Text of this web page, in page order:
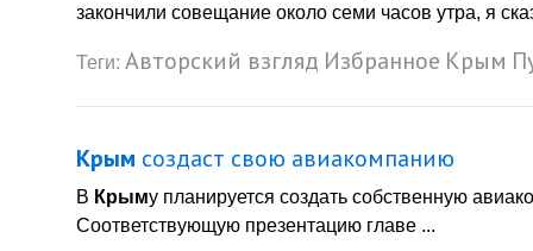
закончили совещание около семи часов утра, я
Теги: Авторский взгляд Избранное Крым
Крым создаст свою авиакомпанию
В Крыму планируется создать собственную
Соответствующую презентацию главе ...